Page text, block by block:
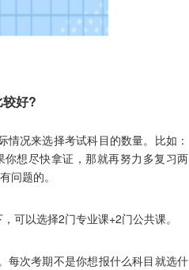
好?
况来选择考试科目的数量。比如：
想尽快拿证，那就再努力多复习两
问题的。
以选择2门专业课+2门公共课。
次考期不是你想报什么科目就选什